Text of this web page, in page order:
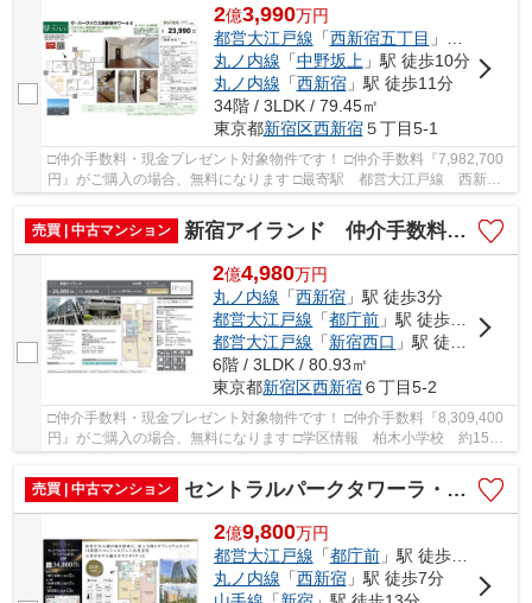
2億3,990万円
都営大江戸線 「西新宿五丁目 」駅 徒歩7分
丸ノ内線 「中野坂上 」駅 徒歩10分
丸ノ内線 「西新宿」駅 徒歩11分
34階 / 3LDK / 79.45㎡
東京都新宿区西新宿５丁目5-1
□仲介手数料・現金プレゼント対象物件です！ □仲介手数料『7,982,700
円』がご購入の場合、無料になります □最寄駅 都営大江戸線 西新宿
売買 | 中古マンション
新宿アイランド 仲介手数料無料＋100万円現金プレゼント中
2億4,980万円
丸ノ内線 「西新宿 」駅 徒歩3分
都営大江戸線 「都庁前 」駅 徒歩5分
都営大江戸線 「新宿西口 」駅 徒歩9分
6階 / 3LDK / 80.93㎡
東京都新宿区西新宿６丁目5-2
□仲介手数料・現金プレゼント対象物件です！ □仲介手数料『8,309,400
円』がご購入の場合、無料になります □学区情報 柏木小学校 約15
分 西新宿中学校 約6分 □最寄駅 東京メトロ丸...
売買 | 中古マンション
セントラルパークタワーラ・トゥール新宿 仲介手数料無料＋100万円現金プレゼント中」
2億9,800万円
都営大江戸線 「都庁前」駅 徒歩5分
丸ノ内線 「西新宿」駅 徒歩7分